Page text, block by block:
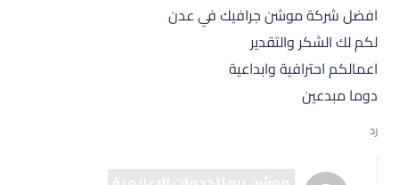
افضل شركة موشن جرافيك في عدن
لكم لك الشكر والتقدير
اعمالكم احترافية وابداعية
دوما مبدعين
رد